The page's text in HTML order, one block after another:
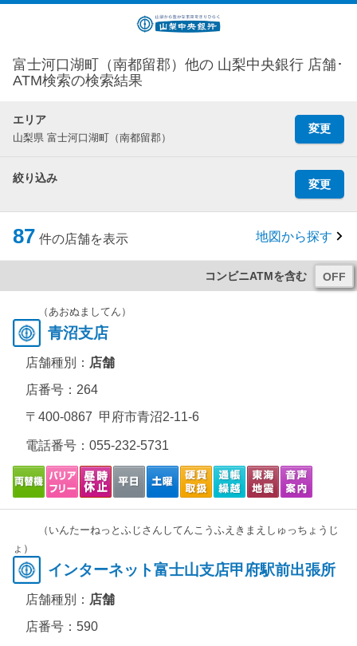
富士河口湖町（南都留郡）他の 山梨中央銀行 店舗･
ATM検索の検索結果
エリア
山梨県 富士河口湖町（南都留郡）
変更
絞り込み 変更
87 件の店舗を表示 地図から探す
コンビニATMを含む
（あおぬましてん）
青沼支店
店舗種別： 店舗
店番号：264
〒400-0867 甲府市青沼2-11-6
電話番号： 055-232-5731
（いんたーねっとふじさんしてんこうふえきまえしゅっちょうじ
ょ）
インターネット富士山支店甲府駅前出張所
店舗種別： 店舗
店番号：590